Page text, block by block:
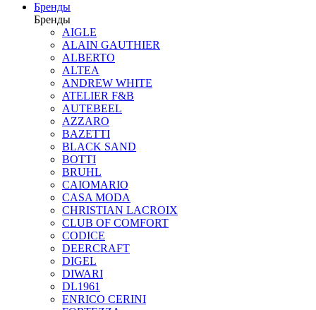
Бренды
Бренды
AIGLE
ALAIN GAUTHIER
ALBERTO
ALTEA
ANDREW WHITE
ATELIER F&B
AUTEBEEL
AZZARO
BAZETTI
BLACK SAND
BOTTI
BRUHL
CAIOMARIO
CASA MODA
CHRISTIAN LACROIX
CLUB OF COMFORT
CODICE
DEERCRAFT
DIGEL
DIWARI
DL1961
ENRICO CERINI